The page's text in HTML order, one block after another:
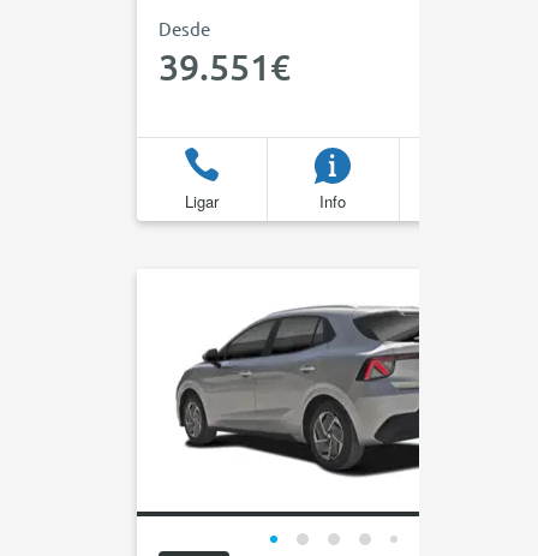
Desde
39.551€
Ligar Info